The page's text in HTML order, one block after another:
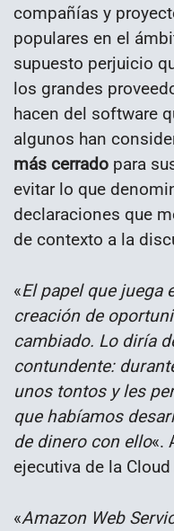
compañías y
populares en el
supuesto perjuicio
los grandes
hacen del software
algunos han
más cerrado para
evitar lo que
declaraciones que
de contexto a la
«El papel que juega
creación de
cambiado. Lo diría
contundente:
unos tontos y les
que habíamos
de dinero con ello«.
ejecutiva de la
«Amazon Web